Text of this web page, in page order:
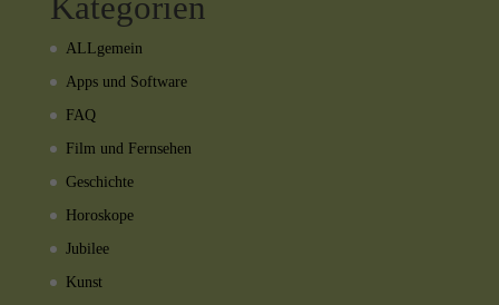
ALLgemein
Apps und Software
FAQ
Film und Fernsehen
Geschichte
Horoskope
Jubilee
Kunst